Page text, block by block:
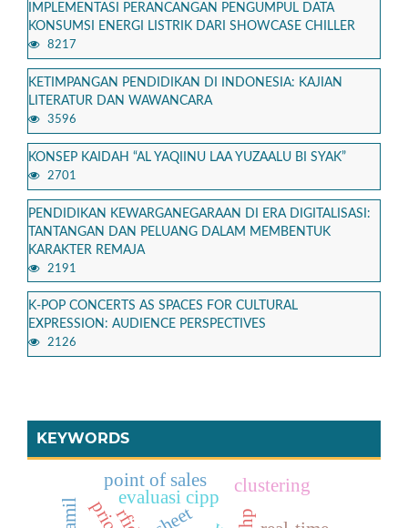
IMPLEMENTASI PERANCANGAN PENGUMPUL DATA
KONSUMSI ENERGI LISTRIK DARI SHOWCASE CHILLER
8217
KETIMPANGAN PENDIDIKAN DI INDONESIA: KAJIAN
LITERATUR DAN WAWANCARA
3596
KONSEP KAIDAH “AL YAQIINU LAA YUZAALU BI SYAK”
2701
PENDIDIKAN KEWARGANEGARAAN DI ERA DIGITALISASI:
TANTANGAN DAN PELUANG DALAM MEMBENTUK
KARAKTER REMAJA
2191
K-POP CONCERTS AS SPACES FOR CULTURAL
EXPRESSION: AUDIENCE PERSPECTIVES
2126
KEYWORDS
ahp
evaluasi cipp
point of sales clustering